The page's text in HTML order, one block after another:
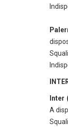
Inter
A